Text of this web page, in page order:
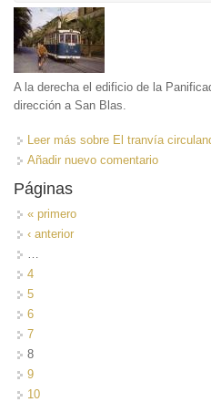
A la derecha el edificio de la
dirección a San Blas.
Leer más sobre El tranvía
Añadir nuevo comentario
Páginas
« primero
‹ anterior
4
5
6
7
8
9
10